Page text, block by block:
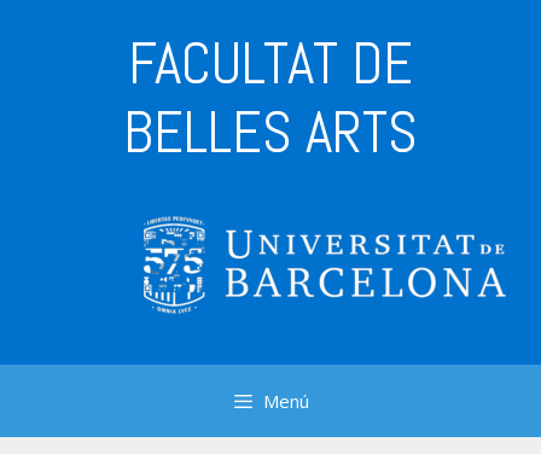
FACULTAT DE
BELLES ARTS
Menú